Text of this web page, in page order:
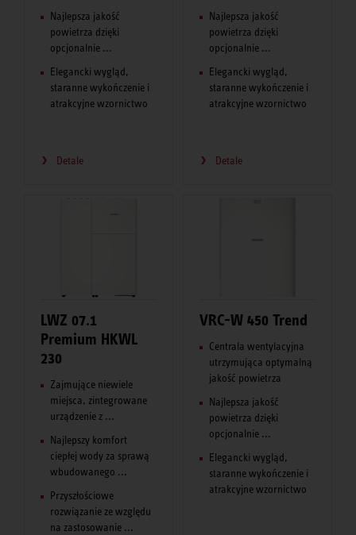
Najlepsza jakość
powietrza dzięki
opcjonalnie ...
Elegancki wygląd,
staranne wykończenie i
atrakcyjne wzornictwo
Detale
Najlepsza jakość
powietrza dzięki
opcjonalnie ...
Elegancki wygląd,
staranne wykończenie i
atrakcyjne wzornictwo
Detale
LWZ 07.1
Premium HKWL
230
Zajmujące niewiele
miejsca, zintegrowane
urządzenie z ...
Najlepszy komfort
ciepłej wody za sprawą
wbudowanego ...
Przyszłościowe
rozwiązanie ze względu
na zastosowanie ...
VRC-W 450 Trend
Centrala wentylacyjna
utrzymująca optymalną
jakość powietrza
Najlepsza jakość
powietrza dzięki
opcjonalnie ...
Elegancki wygląd,
staranne wykończenie i
atrakcyjne wzornictwo